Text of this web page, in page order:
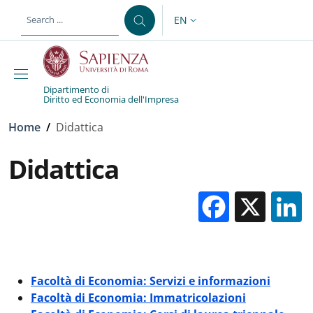
LANGUAGE SWITCHER:
EN
Dipartimento di
Diritto ed Economia dell'Impresa
Breadcrumb
Home / Didattica
Didattica
X
Facoltà di Economia: Servizi e informazioni
Facoltà di Economia: Immatricolazioni